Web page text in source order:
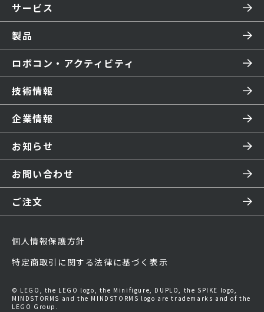
サービス
製品
ロボコン・アクティビティ
技術情報
企業情報
お知らせ
お問い合わせ
ご注文
個人情報保護方針
特定商取引に関する法律に基づく表示
© LEGO, the LEGO logo, the Minifigure, DUPLO, the SPIKE logo,
MINDSTORMS and the MINDSTORMS logo are trademarks and of the
LEGO Group.